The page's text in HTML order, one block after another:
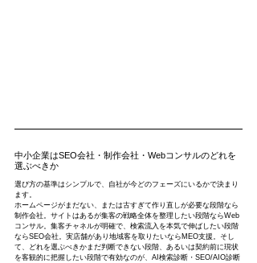
中小企業はSEO会社・制作会社・Webコンサルのどれを
選ぶべきか
選び方の基準はシンプルで、自社が今どのフェーズにいるかで決まり
ます。
ホームページがまだない、または古すぎて作り直しが必要な段階なら
制作会社。サイトはあるが集客の戦略全体を整理したい段階ならWeb
コンサル。集客チャネルが明確で、検索流入を本気で伸ばしたい段階
ならSEO会社。実店舗があり地域客を取りたいならMEO支援。そし
て、どれを選ぶべきかまだ判断できない段階、あるいは契約前に現状
を客観的に把握したい段階で有効なのが、AI検索診断・SEO/AIO診断